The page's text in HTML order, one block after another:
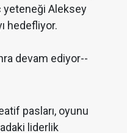
yeteneği Aleksey
hedefliyor.
devam ediyor--
pasları, oyunu
liderlik